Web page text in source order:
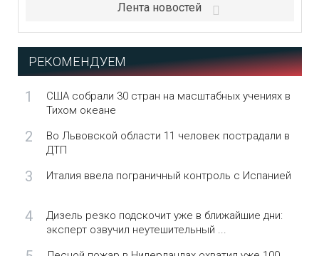
Лента новостей
РЕКОМЕНДУЕМ
1
США собрали 30 стран на масштабных учениях в
Тихом океане
2
Во Львовской области 11 человек пострадали в
ДТП
3 Италия ввела пограничный контроль с Испанией
4
Дизель резко подскочит уже в ближайшие дни:
эксперт озвучил неутешительный ...